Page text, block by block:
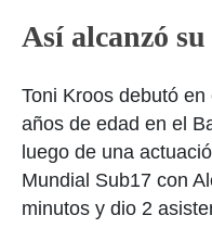
Así alcanzó
Toni Kroos debutó
años de edad en el
luego de una
Mundial Sub17 con
minutos y dio 2